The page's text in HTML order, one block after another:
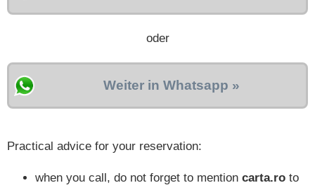
oder
Weiter in Whatsapp »
Practical advice for your reservation:
when you call, do not forget to mention carta.ro to